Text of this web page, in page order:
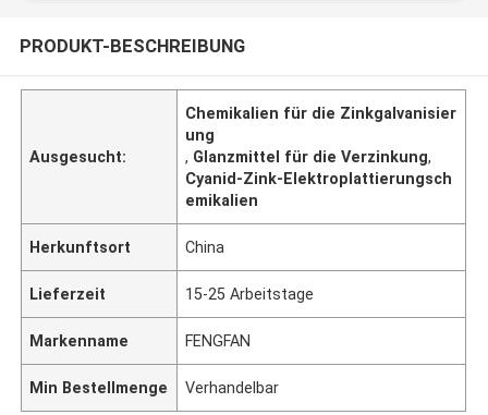
PRODUKT-BESCHREIBUNG
Ausgesucht:
Chemikalien für die Zinkgalvanisier
ung
, Glanzmittel für die Verzinkung,
Cyanid-Zink-Elektroplattierungsch
emikalien
Herkunftsort China
Lieferzeit 15-25 Arbeitstage
Markenname FENGFAN
Min Bestellmenge Verhandelbar